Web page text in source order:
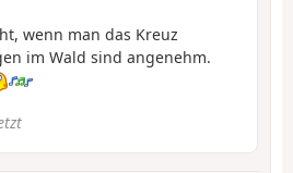
wenn man das Kreuz
im Wald sind angenehm.